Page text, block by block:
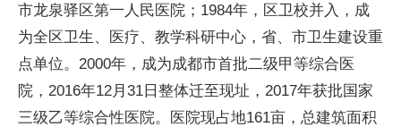
市龙泉驿区第一人民医院；1984年，区卫校并入，成
为全区卫生、医疗、教学科研中心，省、市卫生建设重
点单位。2000年，成为成都市首批二级甲等综合医
院，2016年12月31日整体迁至现址，2017年获批国家
三级乙等综合性医院。医院现占地161亩，总建筑面积